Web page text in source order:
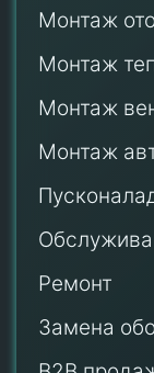
Монтаж
Монтаж
Монтаж
Монтаж
Ремонт
Замена